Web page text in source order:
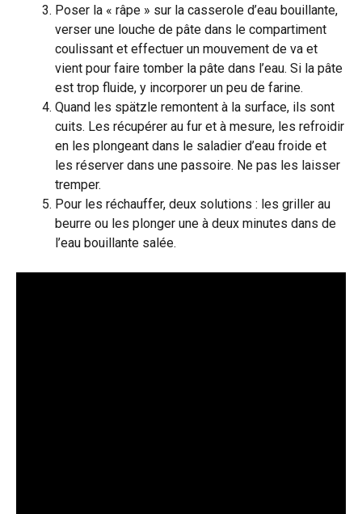
Poser la « râpe » sur la casserole d’eau bouillante,
verser une louche de pâte dans le compartiment
coulissant et effectuer un mouvement de va et
vient pour faire tomber la pâte dans l’eau. Si la pâte
est trop fluide, y incorporer un peu de farine.
Quand les spätzle remontent à la surface, ils sont
cuits. Les récupérer au fur et à mesure, les refroidir
en les plongeant dans le saladier d’eau froide et
les réserver dans une passoire. Ne pas les laisser
tremper.
Pour les réchauffer, deux solutions : les griller au
beurre ou les plonger une à deux minutes dans de
l’eau bouillante salée.